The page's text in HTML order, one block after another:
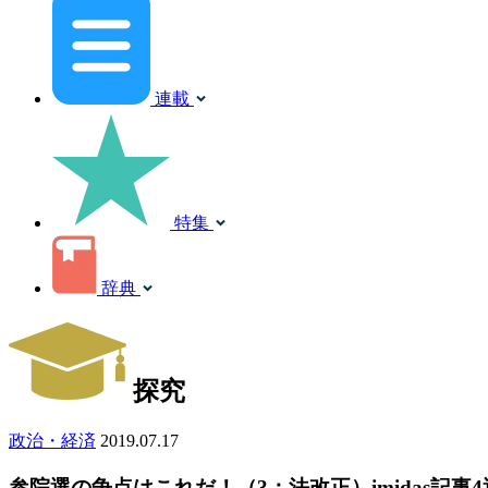
連載
特集
辞典
探究
政治・経済 2019.07.17